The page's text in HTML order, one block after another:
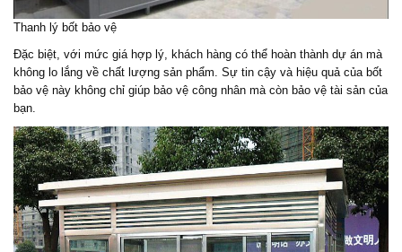
Thanh lý bốt bảo vệ
Đặc biệt, với mức giá hợp lý, khách hàng có thể hoàn thành dự án mà
không lo lắng về chất lượng sản phẩm. Sự tin cậy và hiệu quả của bốt
bảo vệ này không chỉ giúp bảo vệ công nhân mà còn bảo vệ tài sản của
bạn.